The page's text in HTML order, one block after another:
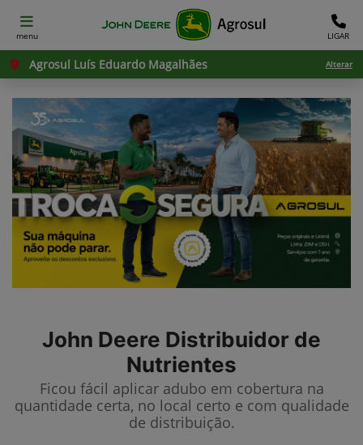
menu LIGAR
Agrosul Luís Eduardo Magalhães Alterar
John Deere Distribuidor de
Nutrientes
Ficou fácil aplicar adubo em cobertura na
quantidade certa, no local certo e com qualidade
de distribuição.